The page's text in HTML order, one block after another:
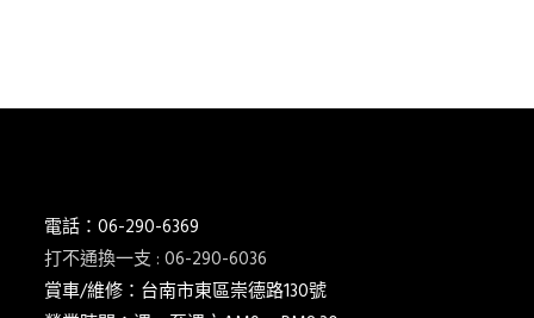
電話：06-290-6369
打不通換一支 : 06-290-6036
賞車/維修：台南市東區崇德路130號